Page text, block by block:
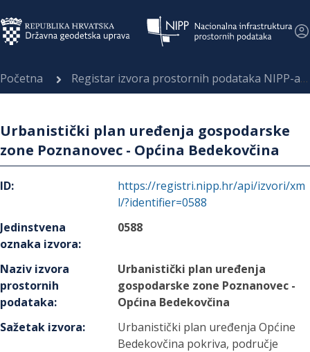
Početna Registar izvora prostornih podataka NIPP-a
Urbanistički plan uređenja gospodarske
zone Poznanovec - Općina Bedekovčina
ID:
https://registri.nipp.hr/api/izvori/xm
l/?identifier=0588
Jedinstvena
oznaka izvora:
0588
Naziv izvora
prostornih
podataka:
Urbanistički plan uređenja
gospodarske zone Poznanovec -
Općina Bedekovčina
Sažetak izvora:
Urbanistički plan uređenja Općine
Bedekovčina pokriva, područje